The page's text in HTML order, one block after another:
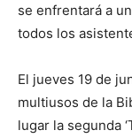
se enfrentará a
todos los
El jueves 19 de
multiusos de la
lugar la segunda